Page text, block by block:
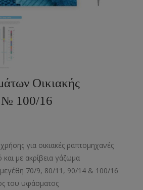
Οικιακής
№ 100/16
για οικιακές ραπτομηχανές
με ακρίβεια γάζωμα
μεγέθη 70/9, 80/11, 90/14 & 100/16
του υφάσματος